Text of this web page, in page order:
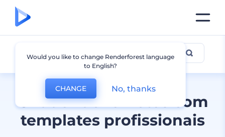
Criador de folhetos com
templates profissionais
Folhetos
Would you like to change Renderforest language
to English?
CHANGE No, thanks